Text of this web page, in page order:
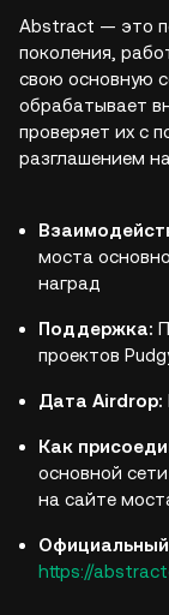
Abstract — это
поколения,
свою основную
обрабатывает
проверяет их с
разглашением
моста
наград
Поддержка:
проектов
Дата Airdrop:
Как
основной
на сайте
https://